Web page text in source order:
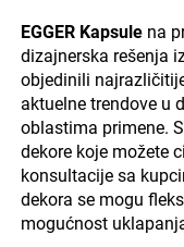
EGGER Kapsulena
dizajnerska rešenja
objedinili
aktuelne trendove u
oblastima primene.
dekore koje možete
konsultacije sa
dekora se mogu
mogućnost